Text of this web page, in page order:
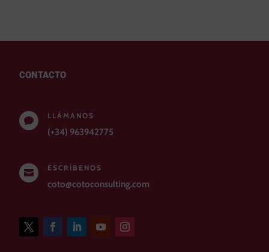
CONTACTO

LLÁMANOS
(+34) 963942775

ESCRÍBENOS
coto@cotoconsulting.com